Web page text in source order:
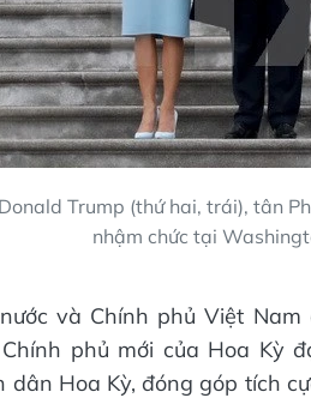
Trump (thứ hai, trái), tân
nhậm chức tại
và Chính phủ Việt
phủ mới của Hoa Kỳ
dân Hoa Kỳ, đóng góp tích